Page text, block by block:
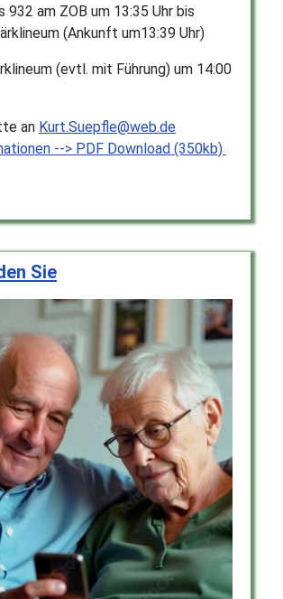
932 am ZOB um 13:35 Uhr bis
(Ankunft um13:39 Uhr)
(evtl. mit Führung) um 14:00
an Kurt.Suepfle@web.de
--> PDF Download (350kb)
Sie